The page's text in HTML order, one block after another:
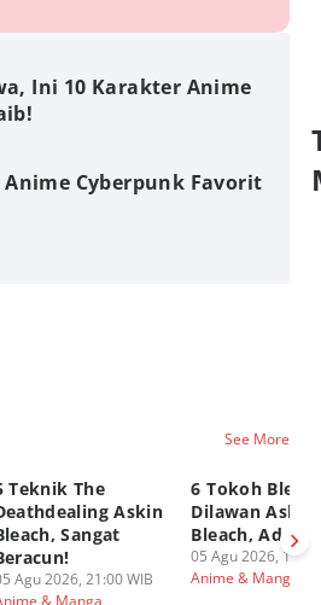
Ini 10 Karakter Anime
Cyberpunk Favorit
See More
Teknik The
Askin
Sangat
Agu 2026, 21:00 WIB
& Manga
6 Tokoh Bleach
Dilawan Askin
Bleach, Ada
05 Agu 2026, 18:00
Anime & Manga